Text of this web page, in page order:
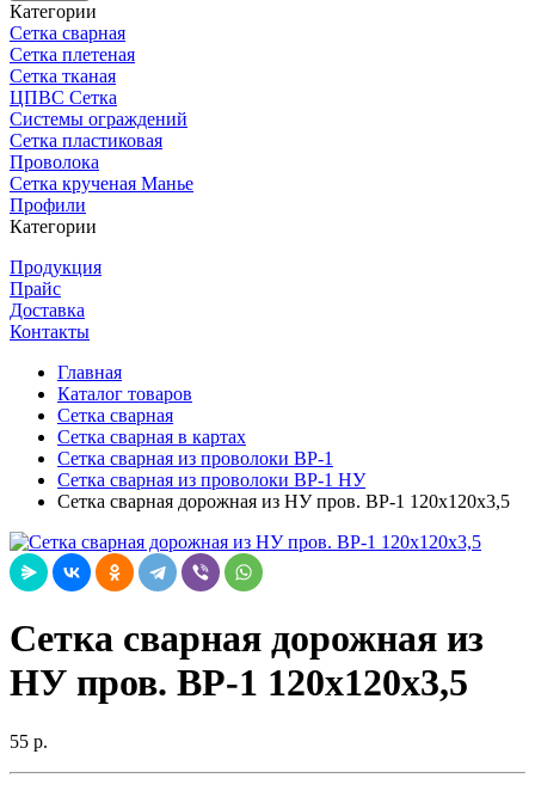
Категории
Сетка сварная
Сетка плетеная
Сетка тканая
ЦПВС Сетка
Системы ограждений
Сетка пластиковая
Проволока
Сетка крученая Манье
Профили
Категории
Продукция
Прайс
Доставка
Контакты
Главная
Каталог товаров
Сетка сварная
Сетка сварная в картах
Сетка сварная из проволоки ВР-1
Сетка сварная из проволоки ВР-1 НУ
Cетка сварная дорожная из НУ пров. ВР-1 120х120х3,5
Cетка сварная дорожная из
НУ пров. ВР-1 120х120х3,5
55 р.